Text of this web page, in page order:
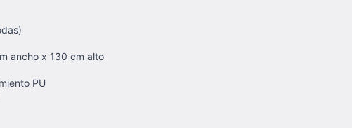
ancho x 130 cm alto
PU